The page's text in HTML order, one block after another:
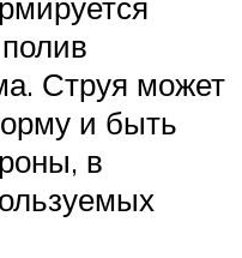
Струя может
и быть
в